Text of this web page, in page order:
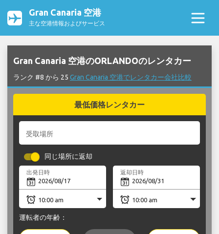
Gran Canaria 空港
主な空港情報およびサービス
Gran Canaria 空港のORLANDOのレンタカー
ランク #8 から 25 Gran Canaria 空港でレンタカー会社比較
最低価格レンタカー
受取場所
同じ場所に返却
出発日時 返却日時
運転者の年齢：